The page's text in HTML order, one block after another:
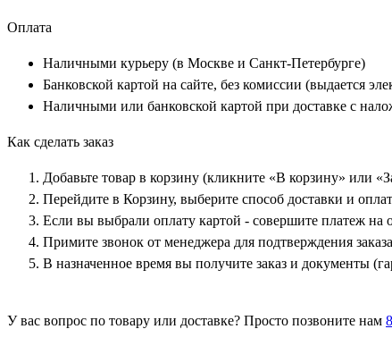
Оплата
Наличными курьеру (в Москве и Санкт-Петербурге)
Банковской картой на сайте, без комиссии (выдается
Наличными или банковской картой при доставке с
Как сделать заказ
Добавьте товар в корзину (кликните «В корзину» или
Перейдите в Корзину, выберите способ доставки и
Если вы выбрали оплату картой - совершите платеж
Примите звонок от менеджера для подтверждения
В назначенное время вы получите заказ и документы
У вас вопрос по товару или доставке? Просто позвоните нам